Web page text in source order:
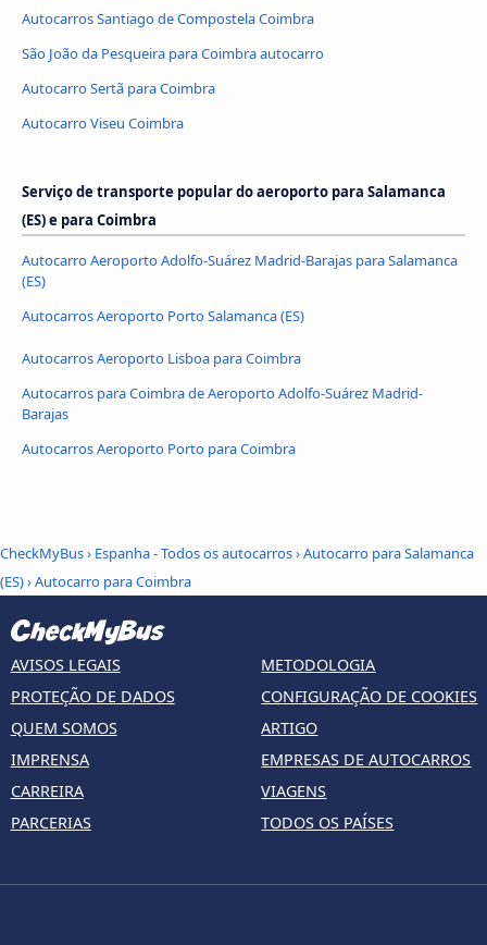
Autocarros Santiago de Compostela Coimbra
São João da Pesqueira para Coimbra autocarro
Autocarro Sertã para Coimbra
Autocarro Viseu Coimbra
Serviço de transporte popular do aeroporto para Salamanca
(ES) e para Coimbra
Autocarro Aeroporto Adolfo-Suárez Madrid-Barajas para Salamanca
(ES)
Autocarros Aeroporto Porto Salamanca (ES)
Autocarros Aeroporto Lisboa para Coimbra
Autocarros para Coimbra de Aeroporto Adolfo-Suárez Madrid-
Barajas
Autocarros Aeroporto Porto para Coimbra
CheckMyBus› Espanha - Todos os autocarros›Autocarro para Salamanca
(ES)›Autocarro para Coimbra
AVISOS LEGAIS
PROTEÇÃO DE DADOS
QUEM SOMOS
IMPRENSA
CARREIRA
PARCERIAS
METODOLOGIA
CONFIGURAÇÃO DE COOKIES
ARTIGO
EMPRESAS DE AUTOCARROS
VIAGENS
TODOS OS PAÍSES